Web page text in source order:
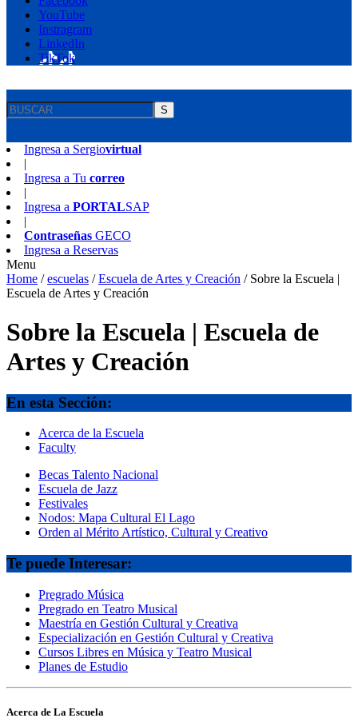
YouTube
Instragram
LinkedIn
TikTok
S
Ingresa a Sergiovirtual
|
Ingresa a Tu correo
|
Ingresa a PORTALSAP
|
Contraseñas GECO
Ingresa a Reservas
Menu
Home /escuelas /Escuela de Artes y Creación / Sobre la Escuela |
Escuela de Artes y Creación
Sobre la Escuela | Escuela de
Artes y Creación
En esta Sección:
Acerca de la Escuela
Faculty
Becas Talento Nacional
Escuela de Jazz
Festivales
Nodos: Mapa Cultural El Lago
Orden al Mérito Artístico, Cultural y Creativo
Te puede Interesar:
Pregrado Música
Pregrado en Teatro Musical
Maestría en Gestión Cultural y Creativa
Especialización en Gestión Cultural y Creativa
Cursos Libres en Música y Teatro Musical
Planes de Estudio
Acerca de La Escuela